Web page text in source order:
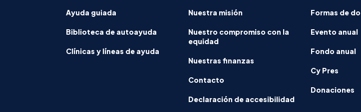
Ayuda guiada
Biblioteca de autoayuda
Clínicas y líneas de ayuda
Nuestra misión
Nuestro compromiso con la
equidad
Nuestras finanzas
Contacto
Declaración de accesibilidad
Formas de
Evento anual
Fondo anual
Cy Pres
Donaciones